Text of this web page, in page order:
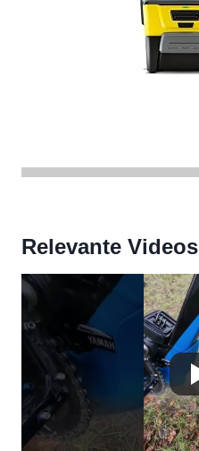
Relevante Videos